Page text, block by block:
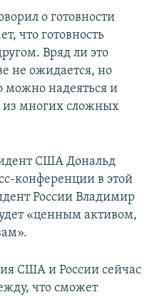
о готовности
что готовность
Вряд ли это
не ожидается, но
можно надеяться и
из многих сложных
США Дональд
конференции в этой
России Владимир
«ценным активом,
США и России сейчас
что сможет